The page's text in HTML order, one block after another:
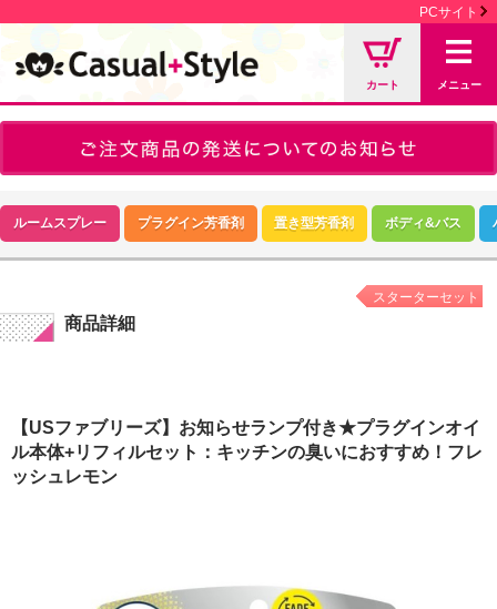
PCサイト
カート メニュー
ルームスプレー プラグイン芳香剤 置き型芳香剤 ボディ&バス
商品詳細
スターターセット
【USファブリーズ】お知らせランプ付き★プラグインオイ
ル本体+リフィルセット：キッチンの臭いにおすすめ！フレ
ッシュレモン